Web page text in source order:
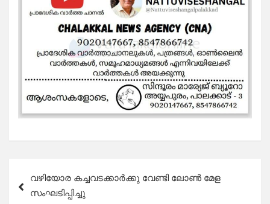
navigation
വഴിയോര കച്ചവടക്കാർക്കു വേണ്ടി ലോൺ മേള
സംഘടിപ്പിച്ചു